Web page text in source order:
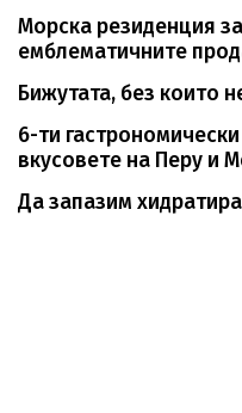
Морска резиденция
емблематичните
Бижутата, без които
6-ти
вкусовете на Перу и
Да запазим